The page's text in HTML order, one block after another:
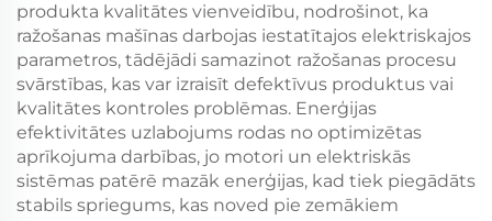
produkta kvalitātes vienveidību, nodrošinot, ka
ražošanas mašīnas darbojas iestatītajos elektriskajos
parametros, tādējādi samazinot ražošanas procesu
svārstības, kas var izraisīt defektīvus produktus vai
kvalitātes kontroles problēmas. Enerģijas
efektivitātes uzlabojums rodas no optimizētas
aprīkojuma darbības, jo motori un elektriskās
sistēmas patērē mazāk enerģijas, kad tiek piegādāts
stabils spriegums, kas noved pie zemākiem